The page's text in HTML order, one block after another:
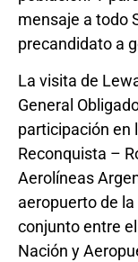
mensaje a todo
precandidato a
La visita de
General
participación en
Reconquista –
Aerolíneas
aeropuerto de
conjunto entre
Nación y